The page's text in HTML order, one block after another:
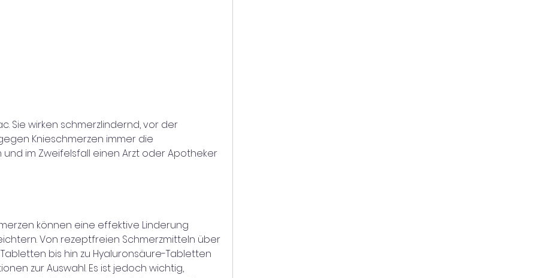
Knieschmerzen immer die
und im Zweifelsfall einen Arzt oder Apotheker
können eine effektive Linderung
Von rezeptfreien Schmerzmitteln über
bis hin zu Hyaluronsäure-Tabletten
zur Auswahl. Es ist jedoch wichtig,